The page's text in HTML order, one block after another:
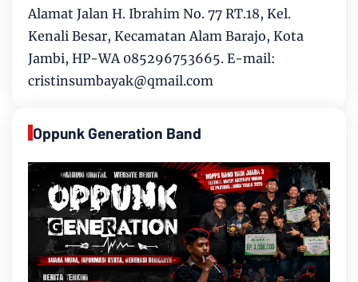
Alamat Jalan H. Ibrahim No. 77 RT.18, Kel.
Kenali Besar, Kecamatan Alam Barajo, Kota
Jambi, HP-WA 085296753665. E-mail:
cristinsumbayak@qmail.com
Oppunk Generation Band